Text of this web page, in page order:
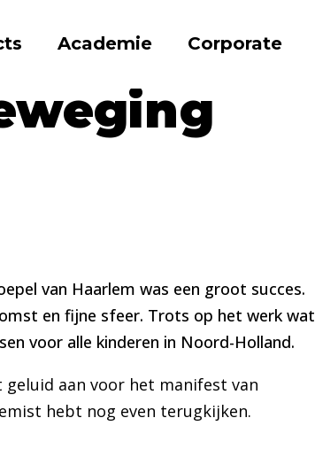
Academie Corporate
van Haarlem was een groot succes.
en fijne sfeer. Trots op het werk wat
voor alle kinderen in Noord-Holland.
aan voor het manifest van
hebt nog even terugkijken.